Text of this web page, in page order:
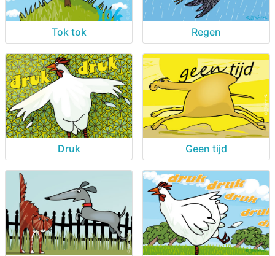
Tok tok Regen
Druk Geen tijd